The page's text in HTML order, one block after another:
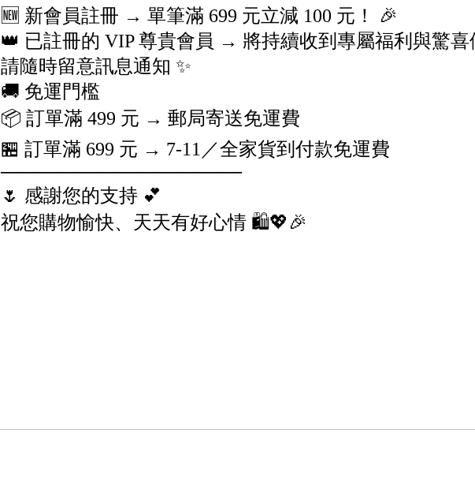
🆕 新會員註冊 → 單筆滿 699 元立減 100 元！ 🎉
👑 已註冊的 VIP 尊貴會員 → 將持續收到專屬福利與驚喜
請隨時留意訊息通知 ✨
🚚 免運門檻
📦 訂單滿 499 元 → 郵局寄送免運費
🏪 訂單滿 699 元 → 7-11／全家貨到付款免運費
──────────────────
🌷 感謝您的支持 💕
祝您購物愉快、天天有好心情 🛍️💖🎉